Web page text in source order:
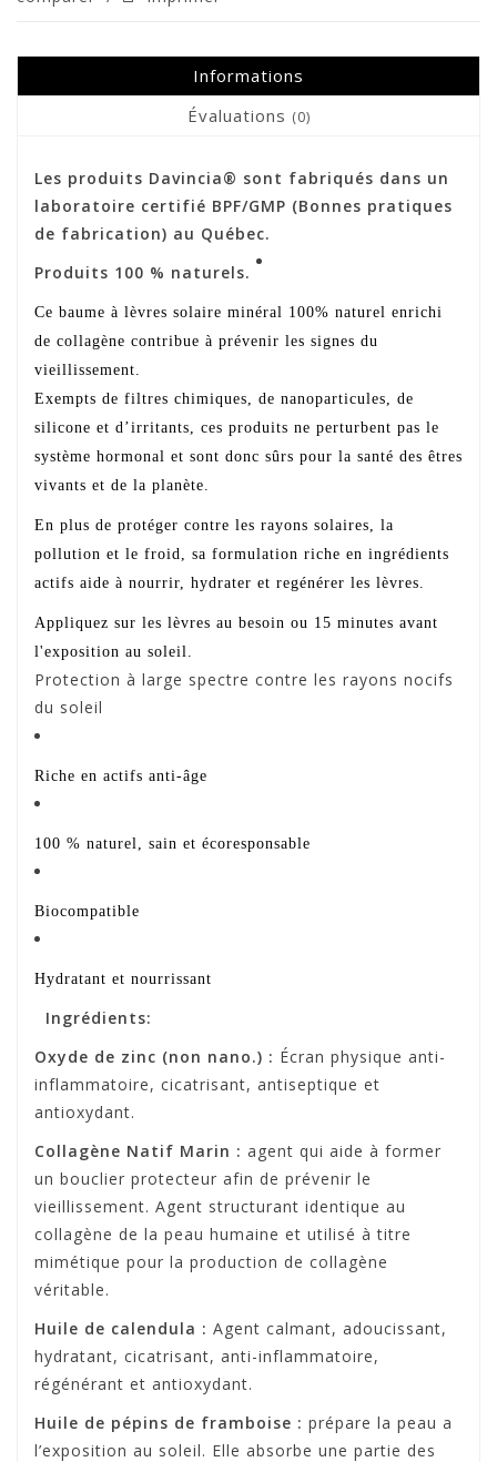
Informations
Évaluations (0)
Les produits Davincia® sont fabriqués dans un
laboratoire certifié BPF/GMP (Bonnes pratiques
de fabrication) au Québec.
Produits 100 % naturels.
Ce baume à lèvres solaire minéral 100% naturel enrichi
de collagène contribue à prévenir les signes du
vieillissement.
Exempts de filtres chimiques, de nanoparticules, de
silicone et d’irritants, ces produits ne perturbent pas le
système hormonal et sont donc sûrs pour la santé des êtres
vivants et de la planète.
En plus de protéger contre les rayons solaires, la
pollution et le froid, sa formulation riche en ingrédients
actifs aide à nourrir, hydrater et regénérer les lèvres.
Appliquez sur les lèvres au besoin ou 15 minutes avant
l'exposition au soleil.
Protection à large spectre contre les rayons nocifs
du soleil
Riche en actifs anti-âge
100 % naturel, sain et écoresponsable
Biocompatible
Hydratant et nourrissant
Ingrédients:
Oxyde de zinc (non nano.) : Écran physique anti-
inflammatoire, cicatrisant, antiseptique et
antioxydant.
Collagène Natif Marin : agent qui aide à former
un bouclier protecteur afin de prévenir le
vieillissement. Agent structurant identique au
collagène de la peau humaine et utilisé à titre
mimétique pour la production de collagène
véritable.
Huile de calendula : Agent calmant, adoucissant,
hydratant, cicatrisant, anti-inflammatoire,
régénérant et antioxydant.
Huile de pépins de framboise : prépare la peau a
l’exposition au soleil. Elle absorbe une partie des